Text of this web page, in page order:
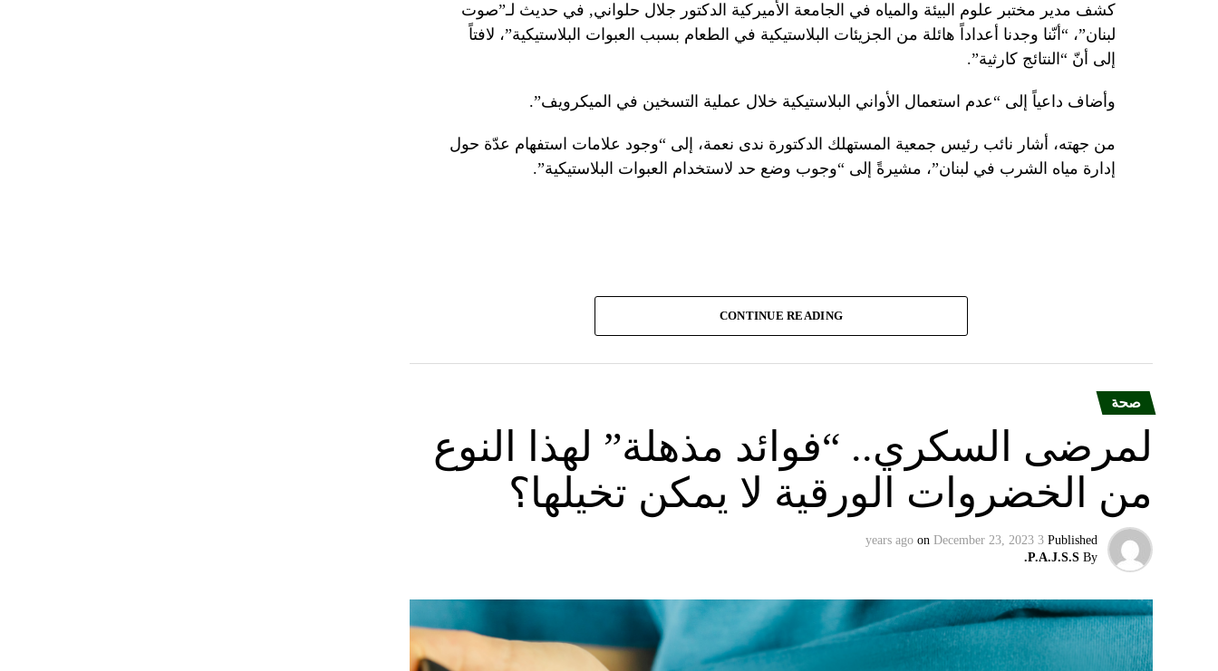
كشف مدير مختبر علوم البيئة والمياه في الجامعة الأميركية الدكتور جلال حلواني, في حديث لـ”صوت
لبنان”، “أنّنا وجدنا أعداداً هائلة من الجزيئات البلاستيكية في الطعام بسبب العبوات البلاستيكية”، لافتاً
إلى أنّ “النتائج كارثية”.
وأضاف داعياً إلى “عدم استعمال الأواني البلاستيكية خلال عملية التسخين في الميكرويف”.
من جهته، أشار نائب رئيس جمعية المستهلك الدكتورة ندى نعمة، إلى “وجود علامات استفهام عدّة حول
إدارة مياه الشرب في لبنان”، مشيرةً إلى “وجوب وضع حد لاستخدام العبوات البلاستيكية”.
CONTINUE READING
صحة
لمرضى السكري.. “فوائد مذهلة” لهذا النوع
من الخضروات الورقية لا يمكن تخيلها؟
Published
3 years ago
on December 23, 2023
By
P.A.J.S.S.